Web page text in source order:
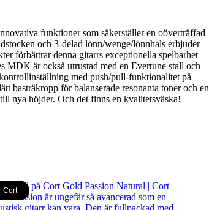
funktioner som säkerställer en oöverträffad
och 3-delad lönn/wenge/lönnhals erbjuder
förbättrar denna gitarrs exceptionella spelbarhet
MDK är också utrustad med en Evertune stall och
med push/pull-funktionalitet på
basträkropp för balanserade resonanta toner och en
nya höjder. Och det finns en kvalitetsväska!
Cort